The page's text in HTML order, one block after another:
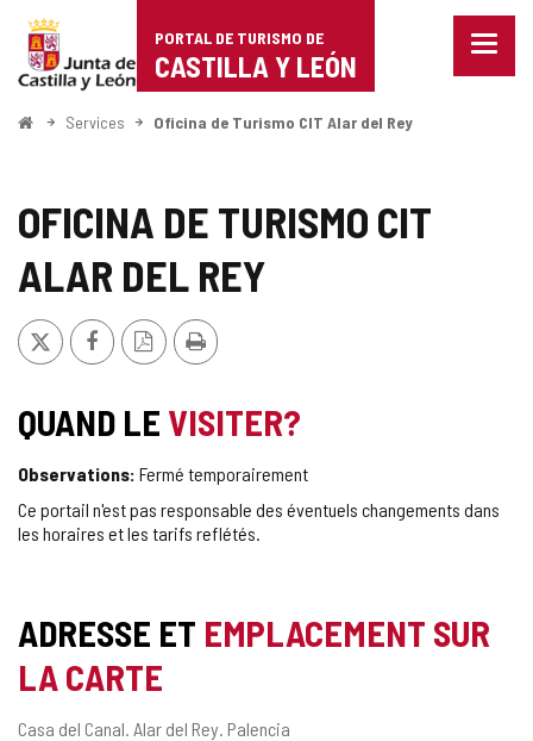
Portal
de
Turismo
Castilla
León
PORTAL DE TURISMO DE
CASTILLA Y LEÓN
Menu
<
Services Oficina de Turismo CIT Alar del Rey
OFICINA DE TURISMO CIT
ALAR DEL REY
X FacebookVersion
PDF
Imprimer
QUAND LE VISITER?
Observations: Fermé temporairement
Ce portail n'est pas responsable des éventuels changements dans
les horaires et les tarifs reflétés.
ADRESSE ET EMPLACEMENT SUR
LA CARTE
Adresse
Casa del Canal. Alar del Rey. Palencia